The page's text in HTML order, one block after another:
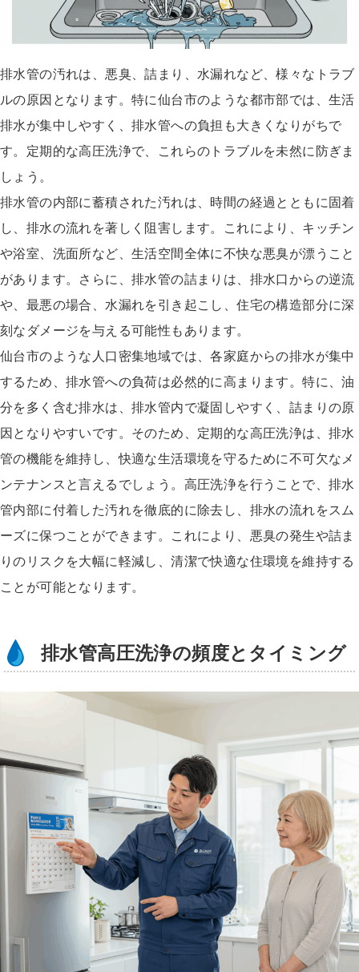
排水管の汚れは、悪臭、詰まり、水漏れなど、様々なトラブ
ルの原因となります。特に仙台市のような都市部では、生活
排水が集中しやすく、排水管への負担も大きくなりがちで
す。定期的な高圧洗浄で、これらのトラブルを未然に防ぎま
しょう。
排水管の内部に蓄積された汚れは、時間の経過とともに固着
し、排水の流れを著しく阻害します。これにより、キッチン
や浴室、洗面所など、生活空間全体に不快な悪臭が漂うこと
があります。さらに、排水管の詰まりは、排水口からの逆流
や、最悪の場合、水漏れを引き起こし、住宅の構造部分に深
刻なダメージを与える可能性もあります。
仙台市のような人口密集地域では、各家庭からの排水が集中
するため、排水管への負荷は必然的に高まります。特に、油
分を多く含む排水は、排水管内で凝固しやすく、詰まりの原
因となりやすいです。そのため、定期的な高圧洗浄は、排水
管の機能を維持し、快適な生活環境を守るために不可欠なメ
ンテナンスと言えるでしょう。高圧洗浄を行うことで、排水
管内部に付着した汚れを徹底的に除去し、排水の流れをスム
ーズに保つことができます。これにより、悪臭の発生や詰ま
りのリスクを大幅に軽減し、清潔で快適な住環境を維持する
ことが可能となります。
排水管高圧洗浄の頻度とタイミング